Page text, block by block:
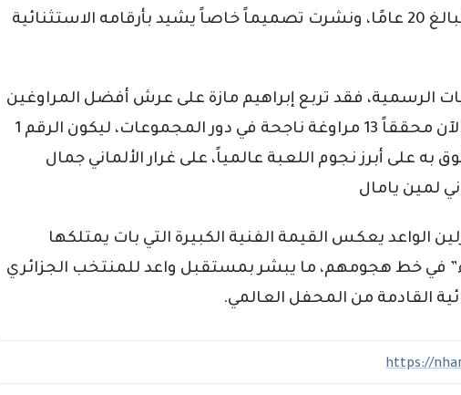
مع تألق اللاعب البالغ 20 عامًا، ونشرت تصميماً خاصاً يشيد بأرقامه الاستثنائية
الرسمية، فقد تربع إبراهيم مازة على عرش أفضل المراوغين
في البطولة حتى الآن محققاً 13 مراوغة ناجحة في دور المجموعات، ليكون الرقم 1
به على أبرز نجوم اللعبة عالمياً، على غرار الألماني جمال
لمين يامال
الواعد يعكس القيمة الفنية الكبيرة التي بات يمتلكها
في خط هجومهم، ما يبشر بمستقبل واعد للمنتخب الجزائري
القادمة من المحفل العالمي.
https://